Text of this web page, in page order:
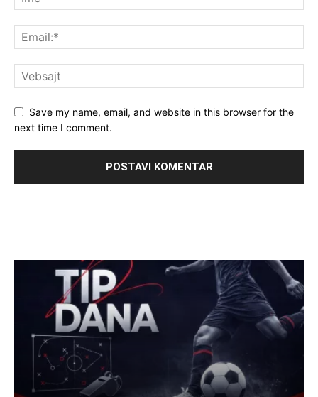
Save my name, email, and website in this browser for the
next time I comment.